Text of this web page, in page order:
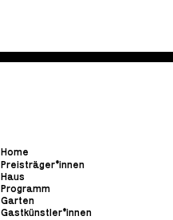
Home
Preisträger*innen
Haus
Programm
Garten
Gastkünstler*innen